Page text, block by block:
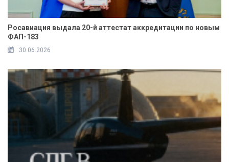
Росавиация выдала 20-й аттестат аккредитации по новым
ФАП-183
30.06.2026